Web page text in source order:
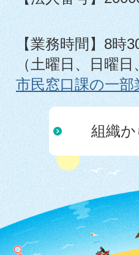
【業務時間】8時
（土曜日、日曜日
市民窓口課の一
組織